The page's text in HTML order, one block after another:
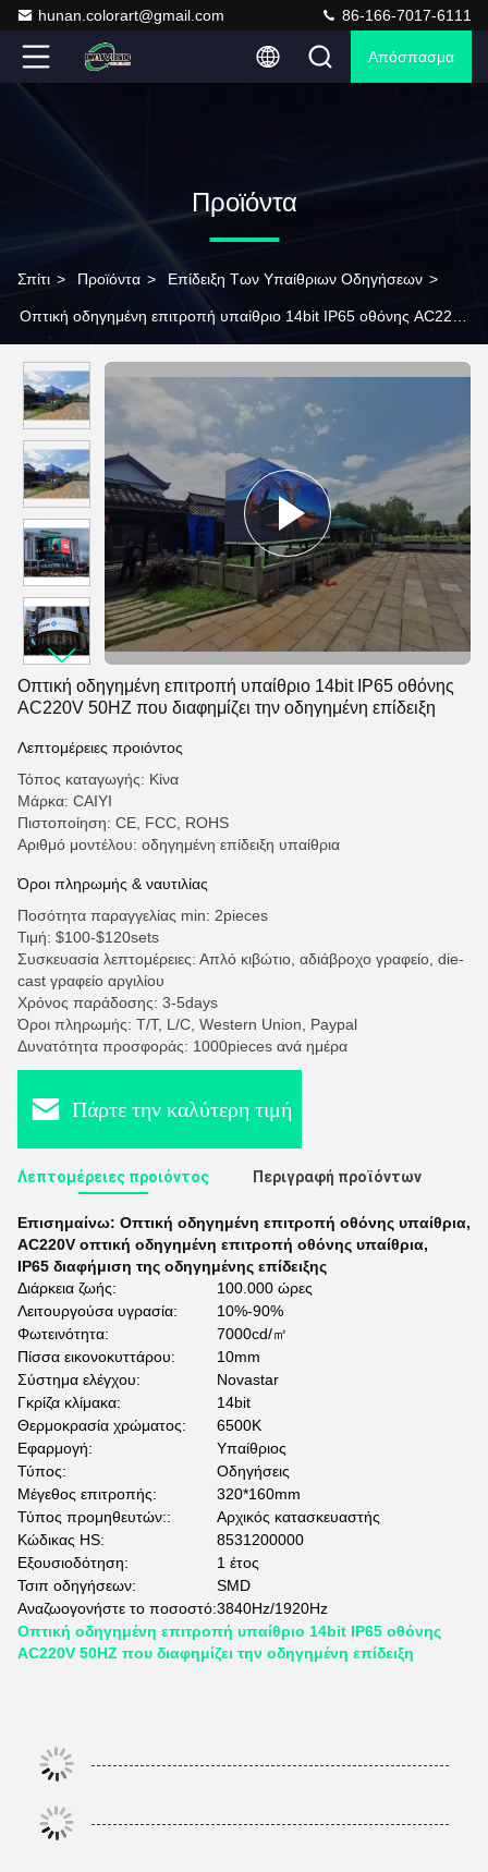
hunan.colorart@gmail.com 86-166-7017-6111
Απόσπασμα
Προϊόντα
Σπίτι > Προϊόντα > Επίδειξη Των Υπαίθριων Οδηγήσεων >
Οπτική οδηγημένη επιτροπή υπαίθριο 14bit IP65 οθόνης AC220V
Οπτική οδηγημένη επιτροπή υπαίθριο 14bit IP65 οθόνης
AC220V 50HZ που διαφημίζει την οδηγημένη επίδειξη
Λεπτομέρειες προιόντος
Τόπος καταγωγής: Κίνα
Μάρκα: CAIYI
Πιστοποίηση: CE, FCC, ROHS
Αριθμό μοντέλου: οδηγημένη επίδειξη υπαίθρια
Όροι πληρωμής & ναυτιλίας
Ποσότητα παραγγελίας min: 2pieces
Τιμή: $100-$120sets
Συσκευασία λεπτομέρειες: Απλό κιβώτιο, αδιάβροχο γραφείο, die-
cast γραφείο αργιλίου
Χρόνος παράδοσης: 3-5days
Όροι πληρωμής: T/T, L/C, Western Union, Paypal
Δυνατότητα προσφοράς: 1000pieces ανά ημέρα
Πάρτε την καλύτερη τιμή
Λεπτομέρειες προιόντος Περιγραφή προϊόντων
Επισημαίνω: Οπτική οδηγημένη επιτροπή οθόνης υπαίθρια,
AC220V οπτική οδηγημένη επιτροπή οθόνης υπαίθρια,
IP65 διαφήμιση της οδηγημένης επίδειξης
Διάρκεια ζωής:
100.000 ώρες
Λειτουργούσα υγρασία:
10%-90%
Φωτεινότητα:
7000cd/㎡
Πίσσα εικονοκυττάρου:
10mm
Σύστημα ελέγχου:
Novastar
Γκρίζα κλίμακα:
14bit
Θερμοκρασία χρώματος:
6500K
Εφαρμογή:
Υπαίθριος
Τύπος:
Οδηγήσεις
Μέγεθος επιτροπής:
320*160mm
Τύπος προμηθευτών::
Αρχικός κατασκευαστής
Κώδικας HS:
8531200000
Εξουσιοδότηση:
1 έτος
Τσιπ οδηγήσεων:
SMD
Αναζωογονήστε το ποσοστό:3840Hz/1920Hz
Οπτική οδηγημένη επιτροπή υπαίθριο 14bit IP65 οθόνης
AC220V 50HZ που διαφημίζει την οδηγημένη επίδειξη